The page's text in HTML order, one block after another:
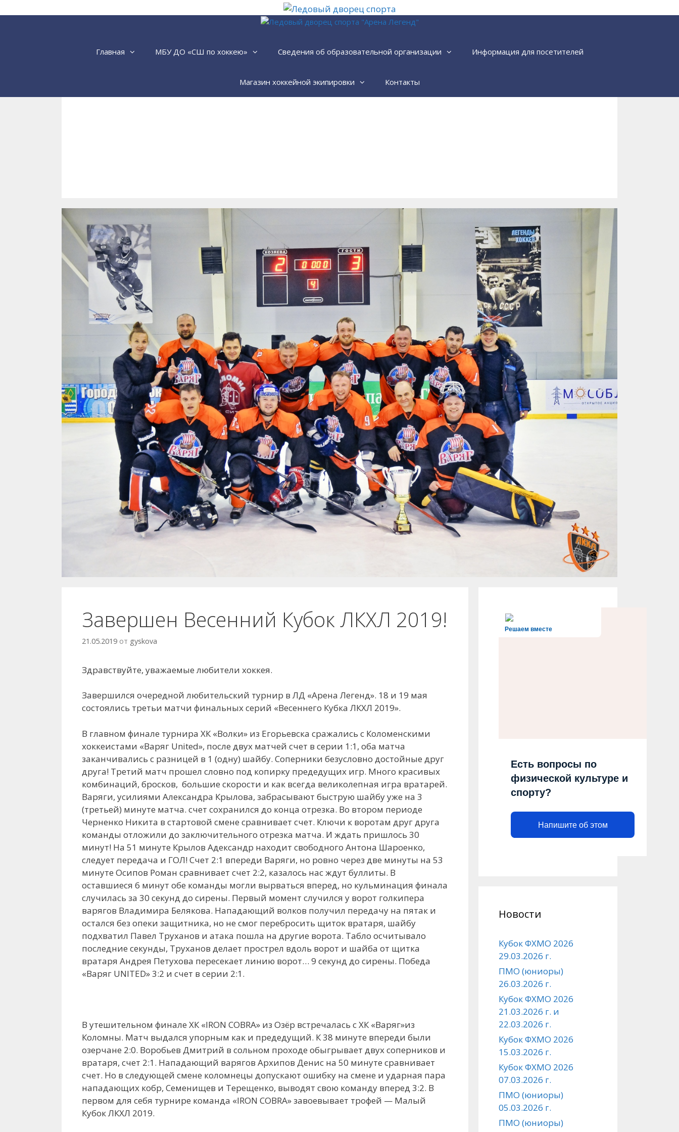
Главная МБУ ДО «СШ по хоккею» Сведения об образовательной организации Информация для посетителей
Магазин хоккейной экипировки
Контакты
Найти
Завершен Весенний Кубок ЛКХЛ 2019!
21.05.2019 от gyskova
Здравствуйте, уважаемые любители хоккея.
Завершился очередной любительский турнир в ЛД «Арена Легенд». 18 и 19 мая
состоялись третьи матчи финальных серий «Весеннего Кубка ЛКХЛ 2019».
В главном финале турнира ХК «Волки» из Егорьевска сражались с Коломенскими
хоккеистами «Варяг United», после двух матчей счет в серии 1:1, оба матча
заканчивались с разницей в 1 (одну) шайбу. Соперники безусловно достойные друг
друга! Третий матч прошел словно под копирку предедущих игр. Много красивых
комбинаций, бросков, большие скорости и как всегда великолепная игра вратарей.
Варяги, усилиями Александра Крылова, забрасывают быструю шайбу уже на 3
(третьей) минуте матча. счет сохранился до конца отрезка. Во втором периоде
Черненко Никита в стартовой смене сравнивает счет. Ключи к воротам друг друга
команды отложили до заключительного отрезка матча. И ждать пришлось 30
минут! На 51 минуте Крылов Адександр находит свободного Антона Шароенко,
следует передача и ГОЛ! Счет 2:1 впереди Варяги, но ровно через две минуты на 53
минуте Осипов Роман сравнивает счет 2:2, казалось нас ждут буллиты. В
оставшиеся 6 минут обе команды могли вырваться вперед, но кульминация финала
случилась за 30 секунд до сирены. Первый момент случился у ворот голкипера
варягов Владимира Белякова. Нападающий волков получил передачу на пятак и
остался без опеки защитника, но не смог перебросить щиток вратаря, шайбу
подхватил Павел Труханов и атака пошла на другие ворота. Табло осчитывало
последние секунды, Труханов делает прострел вдоль ворот и шайба от щитка
вратаря Андрея Петухова пересекает линию ворот… 9 секунд до сирены. Победа
«Варяг UNITED» 3:2 и счет в серии 2:1.
В утешительном финале ХК «IRON COBRA» из Озёр встречалась с ХК «Варяг»из
Коломны. Матч выдался упорным как и предедущий. К 38 минуте впереди были
озерчане 2:0. Воробьев Дмитрий в сольном проходе обыгрывает двух соперников и
вратаря, счет 2:1. Нападающий варягов Архипов Денис на 50 минуте сравнивает
счет. Но в следующей смене коломнецы допускают ошибку на смене и ударная пара
нападающих кобр, Семенищев и Терещенко, выводят свою команду вперед 3:2. В
первом для себя турнире команда «IRON COBRA» завоевывает трофей — Малый
Кубок ЛКХЛ 2019.
Решаем вместе
Есть вопросы по
физической культуре и
спорту?
Напишите об этом
Новости
Кубок ФХМО 2026
29.03.2026 г.
ПМО (юниоры)
26.03.2026 г.
Кубок ФХМО 2026
21.03.2026 г. и
22.03.2026 г.
Кубок ФХМО 2026
15.03.2026 г.
Кубок ФХМО 2026
07.03.2026 г.
ПМО (юниоры)
05.03.2026 г.
ПМО (юниоры)